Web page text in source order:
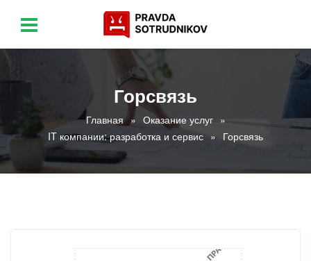
Горсвязь
Главная
Оказание услуг
IT компании: разработка и сервис
Горсвязь